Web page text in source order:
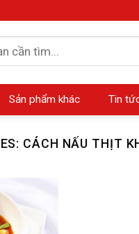
Sản phẩm khác Tin
CÁCH NẤU THỊT